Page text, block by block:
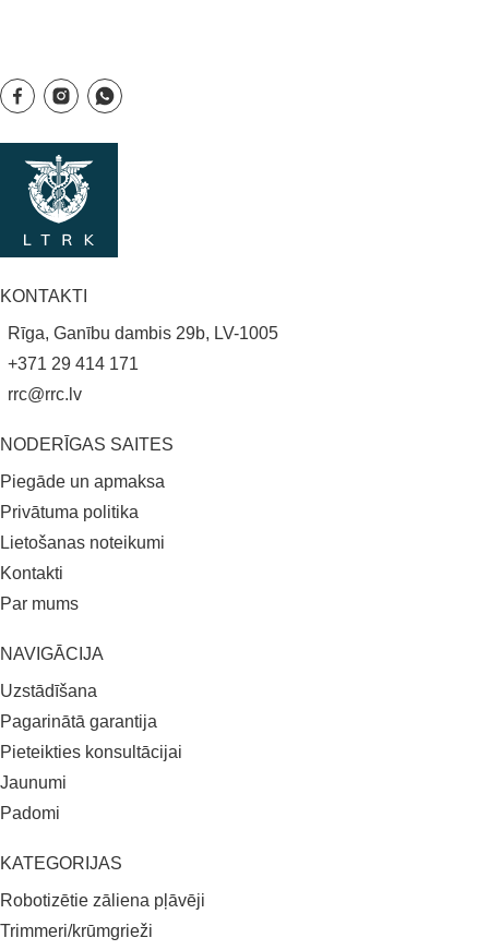
KATEGORIJAS
Robotizētie zāliena pļāvēji
Trimmeri/krūmgrieži
NAVIGĀCIJA
Uzstādīšana
Pagarinātā garantija
Pieteikties konsultācijai
Jaunumi
Padomi
NODERĪGAS SAITES
Piegāde un apmaksa
Privātuma politika
Lietošanas noteikumi
Kontakti
Par mums
KONTAKTI
Rīga, Ganību dambis 29b, LV-1005
+371 29 414 171
rrc@rrc.lv